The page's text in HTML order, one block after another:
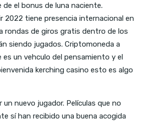
el bonus de luna naciente.
2022 tiene presencia internacional en
rondas de giros gratis dentro de los
siendo jugados. Criptomoneda a
un vehculo del pensamiento y el
kerching casino esto es algo
nuevo jugador. Películas que no
sí han recibido una buena acogida